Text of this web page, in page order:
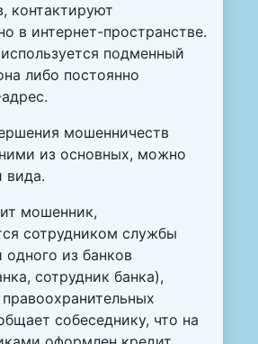
контактируют
в интернет-пространстве.
подменный
либо постоянно
мошенничеств
из основных, можно
вида.
мошенник,
сотрудником службы
одного из банков
сотрудник банка),
собеседнику, что на